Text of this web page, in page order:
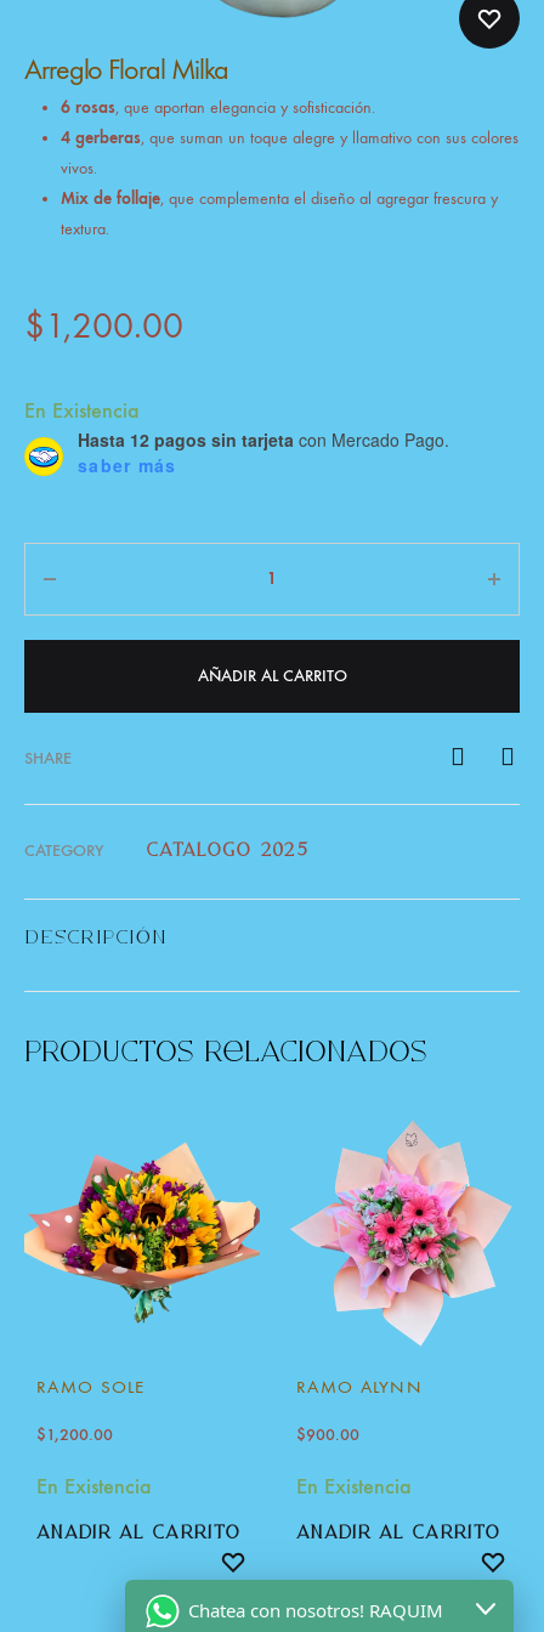
Arreglo Floral Milka
6 rosas, que aportan elegancia y sofisticación.
4 gerberas, que suman un toque alegre y llamativo con sus colores
vivos.
Mix de follaje, que complementa el diseño al agregar frescura y
textura.
$1,200.00
En Existencia
Hasta 12 pagos sin tarjeta con Mercado Pago.
saber más
AÑADIR AL CARRITO
SHARE
CATEGORY catalogo 2025
DESCRIPCIÓN
Productos Relacionados
RAMO SOLE
$1,200.00
En Existencia
añadir al carrito
RAMO ALYNN
$900.00
En Existencia
añadir al carrito
Chatea con nosotros! RAQUIM